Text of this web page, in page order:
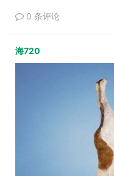
0 条评论
海720